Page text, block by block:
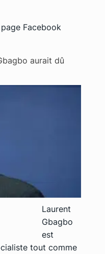
Facebook
aurait dû
Laurent
Gbagbo
est
tout comme